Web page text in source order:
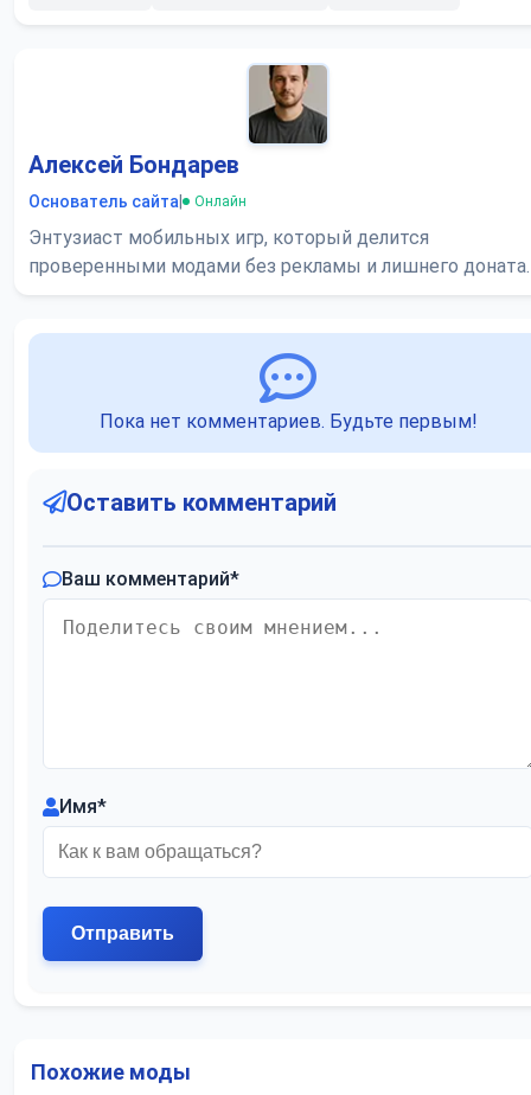
Алексей Бондарев
Основатель сайта Онлайн
Энтузиаст мобильных игр, который делится
проверенными модами без рекламы и лишнего доната.
Пока нет комментариев. Будьте первым!
Оставить комментарий
Ваш комментарий*
Имя*
Похожие моды